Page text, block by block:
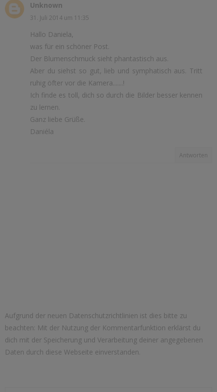
Unknown
31. Juli 2014 um 11:35
Hallo Daniela,
was für ein schöner Post.
Der Blumenschmuck sieht phantastisch aus.
Aber du siehst so gut, lieb und symphatisch aus. Tritt
ruhig öfter vor die Kamera.......!
Ich finde es toll, dich so durch die Bilder besser kennen
zu lernen.
Ganz liebe Grüße.
Daniéla
Antworten
Aufgrund der neuen Datenschutzrichtlinien ist dies bitte zu
beachten: Mit der Nutzung der Kommentarfunktion erklärst du
dich mit der Speicherung und Verarbeitung deiner angegebenen
Daten durch diese Webseite einverstanden.